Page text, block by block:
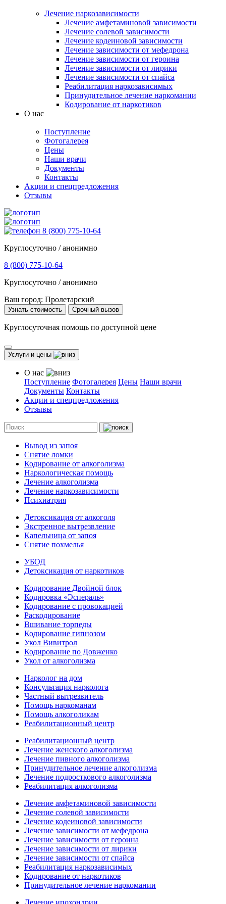
Лечение наркозависимости
Лечение амфетаминовой зависимости
Лечение солевой зависимости
Лечение кодеиновой зависимости
Лечение зависимости от мефедрона
Лечение зависимости от героина
Лечение зависимости от лирики
Лечение зависимости от спайса
Реабилитация наркозависимых
Принудительное лечение наркомании
Кодирование от наркотиков
О нас
Поступление
Фотогалерея
Цены
Наши врачи
Документы
Контакты
Акции и спецпредложения
Отзывы
8 (800) 775-10-64
Круглосуточно / анонимно
8 (800) 775-10-64
Круглосуточно / анонимно
Ваш город: Пролетарский
Узнать стоимость Срочный вызов
Круглосуточная помощь по доступной цене
Услуги и цены
О нас
Поступление Фотогалерея Цены Наши врачи
Документы Контакты
Акции и спецпредложения
Отзывы
Вывод из запоя
Снятие ломки
Кодирование от алкоголизма
Наркологическая помощь
Лечение алкоголизма
Лечение наркозависимости
Психиатрия
Детоксикация от алкоголя
Экстренное вытрезвление
Капельница от запоя
Снятие похмелья
УБОД
Детоксикация от наркотиков
Кодирование Двойной блок
Кодировка «Эспераль»
Кодирование с провокацией
Раскодирование
Вшивание торпеды
Кодирование гипнозом
Укол Вивитрол
Кодирование по Довженко
Укол от алкоголизма
Нарколог на дом
Консультация нарколога
Частный вытрезвитель
Помощь наркоманам
Помощь алкоголикам
Реабилитационный центр
Реабилитационный центр
Лечение женского алкоголизма
Лечение пивного алкоголизма
Принудительное лечение алкоголизма
Лечение подросткового алкоголизма
Реабилитация алкоголизма
Лечение амфетаминовой зависимости
Лечение солевой зависимости
Лечение кодеиновой зависимости
Лечение зависимости от мефедрона
Лечение зависимости от героина
Лечение зависимости от лирики
Лечение зависимости от спайса
Реабилитация наркозависимых
Кодирование от наркотиков
Принудительное лечение наркомании
Лечение ипохондрии